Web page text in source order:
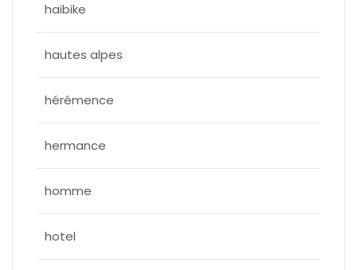
haibike
hautes alpes
hérémence
hermance
homme
hotel